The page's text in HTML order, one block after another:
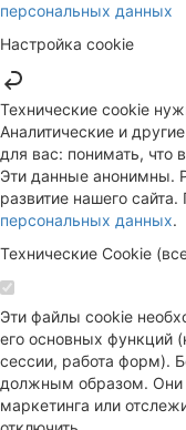
персональных данных
Настройка cookie
Технические cookie
Аналитические и
для вас: понимать, что
Эти данные анонимны.
развитие нашего
персональных данных.
Технические Cookie
Эти файлы cookie
его основных функций
сессии, работа форм).
должным образом. Они
маркетинга или